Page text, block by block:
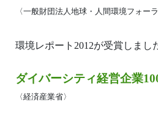
〈一般財団法人地球・人間環境フォーラ
環境レポート2012が受賞しまし
ダイバーシティ経営企業
〈経済産業省〉